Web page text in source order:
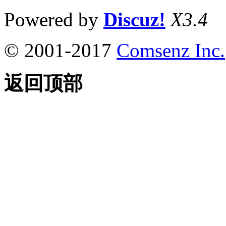
Powered by Discuz! X3.4
© 2001-2017 Comsenz Inc.
返回顶部